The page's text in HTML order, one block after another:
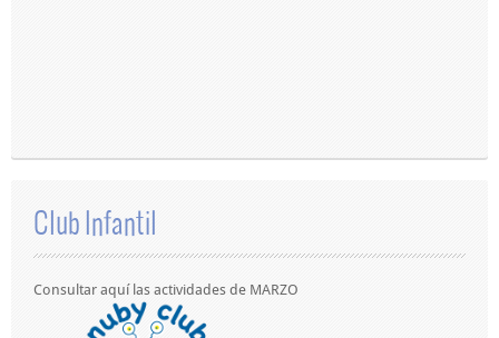
Club Infantil
Consultar aquí las actividades de MARZO